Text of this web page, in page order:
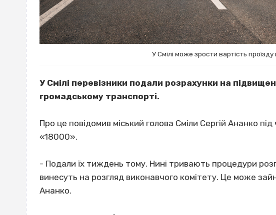
У Смілі може зрости вартість
У Смілі перевізники подали розрахунки на
громадському транспорті.
Про це повідомив міський голова Сміли Сергій Ананко
«18000».
- Подали їх тиждень тому. Нині тривають процедури
винесуть на розгляд виконавчого комітету. Це може
Ананко.